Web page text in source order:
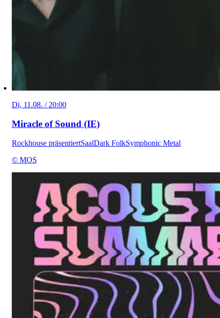
Di, 11.08. / 20:00
Miracle of Sound (IE)
Rockhouse präsentiertSaalDark FolkSymphonic Metal
© MOS